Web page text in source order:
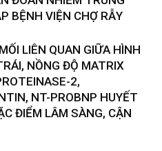
BỆNH VIỆN CHỢ RẪY
LIÊN QUAN GIỮA HÌNH
NỒNG ĐỘ MATRIX
2,
NT-PROBNP HUYẾT
ĐIỂM LÂM SÀNG, CẬN